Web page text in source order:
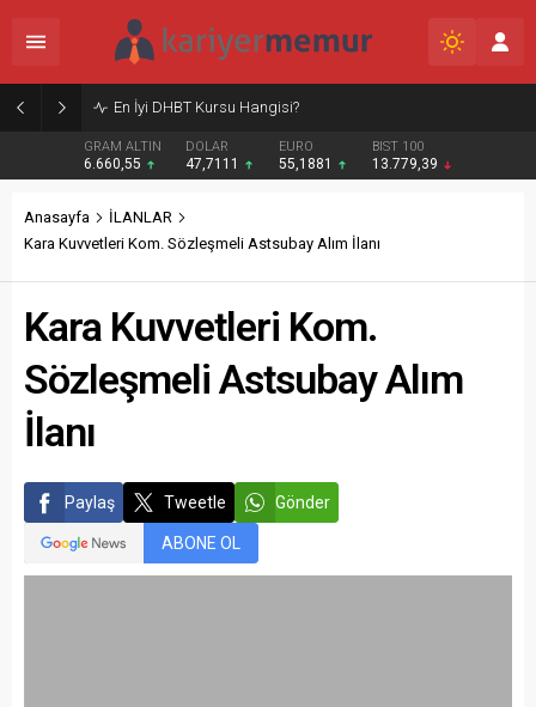
Burcular Pen — Sakarya’da doğru sistem, temiz montaj
GRAM ALTIN
6.660,55
DOLAR
47,7111
EURO
55,1881
BIST 100
13.779,39
Anasayfa
İLANLAR
Kara Kuvvetleri Kom. Sözleşmeli Astsubay Alım İlanı
Kara Kuvvetleri Kom.
Sözleşmeli Astsubay Alım
İlanı
Paylaş Tweetle Gönder
ABONE OL